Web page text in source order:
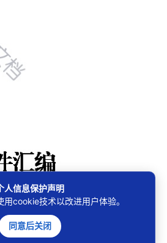
人信息保护声明
cookie技术以改进用户体验。
同意后关闭